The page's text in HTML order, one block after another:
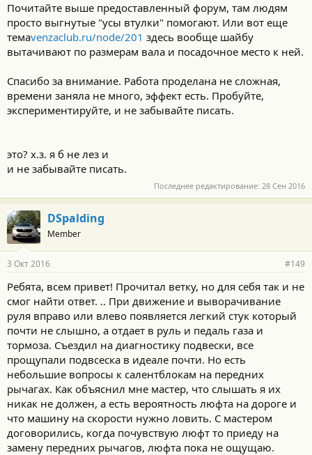
Почитайте выше предоставленный форум, там людям
просто выгнутые "усы втулки" помогают. Или вот еще
темаvenzaclub.ru/node/201 здесь вообще шайбу
вытачивают по размерам вала и посадочное место к ней.
Спасибо за внимание. Работа проделана не сложная,
времени заняла не много, эффект есть. Пробуйте,
экспериментируйте, и не забывайте писать.
это? х.з. я б не лез и
и не забывайте писать.
Последнее редактирование: 28 Сен 2016
DSpalding
Member
3 Окт 2016 #149
Ребята, всем привет! Прочитал ветку, но для себя так и не
смог найти ответ. .. При движение и выворачивание
руля вправо или влево появляется легкий стук который
почти не слышно, а отдает в руль и педаль газа и
тормоза. Съездил на диагностику подвески, все
прощупали подвсеска в идеале почти. Но есть
небольшие вопросы к салентблокам на передних
рычагах. Как объяснил мне мастер, что слышать я их
никак не должен, а есть вероятность люфта на дороге и
что машину на скорости нужно ловить. С мастером
договорились, когда почувствую люфт то приеду на
замену передних рычагов, люфта пока не ощущаю.